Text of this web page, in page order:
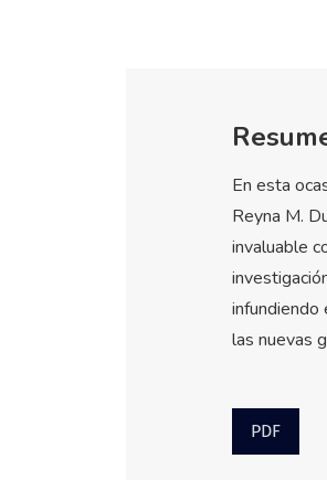
En esta
Reyna M.
invaluable
infundiendo
las nuevas
PDF